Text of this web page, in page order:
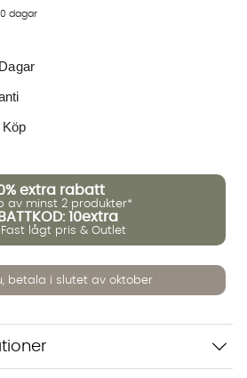
dagar
extra rabatt
av minst 2 produkter*
10extra
Fast lågt pris & Outlet
betala i slutet av oktober
svara på dina frågor. Konversationen
för att kunna hjälpa dig. Vi delar